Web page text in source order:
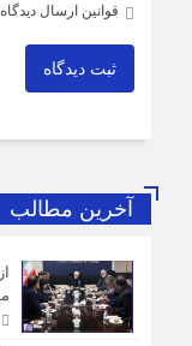
قوانین ارسال دیدگاه
ثبت دیدگاه
آخرین مطالب